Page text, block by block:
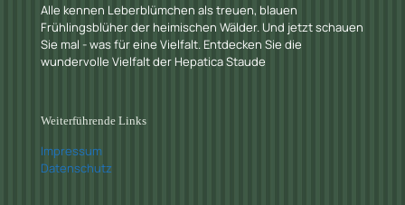
Alle kennen Leberblümchen als treuen, blauen
Frühlingsblüher der heimischen Wälder. Und jetzt schauen
Sie mal - was für eine Vielfalt. Entdecken Sie die
wundervolle Vielfalt der Hepatica Staude
Weiterführende Links
Impressum
Datenschutz